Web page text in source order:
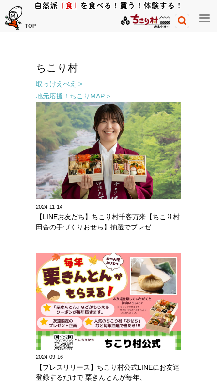
TOP
メ
ニ
ちこり村
取っけえべえ >
地元応援！ちこりMAP >
2024-11-14
【LINEお友だち】ちこり村千客万来【ちこり村
田舎の手づくりおせち】抽選でプレゼ
2024-09-16
【プレスリリース】ちこり村公式LINEにお友達
登録するだけで 栗きんとんが毎年、